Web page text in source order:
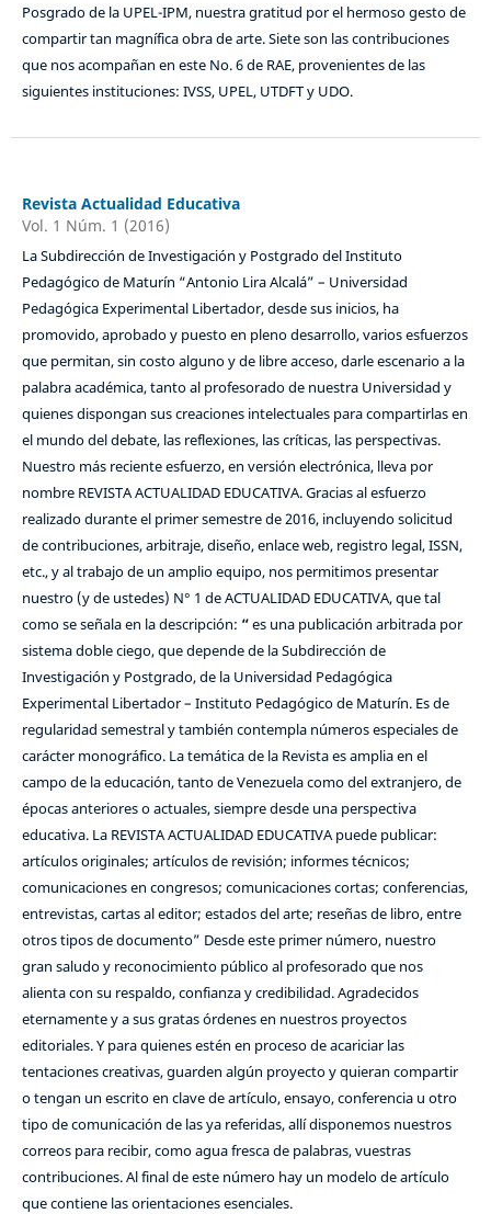
Posgrado de la UPEL-IPM, nuestra gratitud por el hermoso gesto de
compartir tan magnífica obra de arte. Siete son las contribuciones
que nos acompañan en este No. 6 de RAE, provenientes de las
siguientes instituciones: IVSS, UPEL, UTDFT y UDO.
Revista Actualidad Educativa
Vol. 1 Núm. 1 (2016)
La Subdirección de Investigación y Postgrado del Instituto
Pedagógico de Maturín “Antonio Lira Alcalá” – Universidad
Pedagógica Experimental Libertador, desde sus inicios, ha
promovido, aprobado y puesto en pleno desarrollo, varios esfuerzos
que permitan, sin costo alguno y de libre acceso, darle escenario a la
palabra académica, tanto al profesorado de nuestra Universidad y
quienes dispongan sus creaciones intelectuales para compartirlas en
el mundo del debate, las reflexiones, las críticas, las perspectivas.
Nuestro más reciente esfuerzo, en versión electrónica, lleva por
nombre REVISTA ACTUALIDAD EDUCATIVA. Gracias al esfuerzo
realizado durante el primer semestre de 2016, incluyendo solicitud
de contribuciones, arbitraje, diseño, enlace web, registro legal, ISSN,
etc., y al trabajo de un amplio equipo, nos permitimos presentar
nuestro (y de ustedes) N° 1 de ACTUALIDAD EDUCATIVA, que tal
como se señala en la descripción: “es una publicación arbitrada por
sistema doble ciego, que depende de la Subdirección de
Investigación y Postgrado, de la Universidad Pedagógica
Experimental Libertador – Instituto Pedagógico de Maturín. Es de
regularidad semestral y también contempla números especiales de
carácter monográfico. La temática de la Revista es amplia en el
campo de la educación, tanto de Venezuela como del extranjero, de
épocas anteriores o actuales, siempre desde una perspectiva
educativa. La REVISTA ACTUALIDAD EDUCATIVA puede publicar:
artículos originales; artículos de revisión; informes técnicos;
comunicaciones en congresos; comunicaciones cortas; conferencias,
entrevistas, cartas al editor; estados del arte; reseñas de libro, entre
otros tipos de documento” Desde este primer número, nuestro
gran saludo y reconocimiento público al profesorado que nos
alienta con su respaldo, confianza y credibilidad. Agradecidos
eternamente y a sus gratas órdenes en nuestros proyectos
editoriales. Y para quienes estén en proceso de acariciar las
tentaciones creativas, guarden algún proyecto y quieran compartir
o tengan un escrito en clave de artículo, ensayo, conferencia u otro
tipo de comunicación de las ya referidas, allí disponemos nuestros
correos para recibir, como agua fresca de palabras, vuestras
contribuciones. Al final de este número hay un modelo de artículo
que contiene las orientaciones esenciales.